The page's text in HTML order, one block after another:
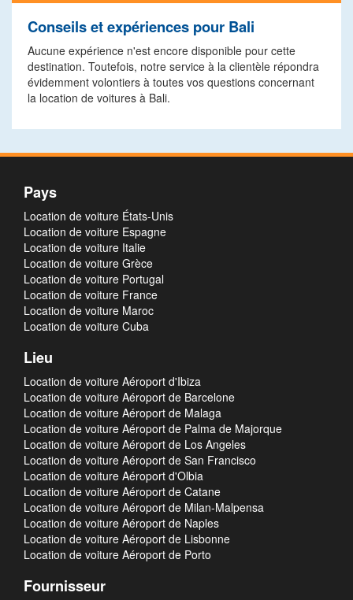
Conseils et expériences pour Bali
Aucune expérience n'est encore disponible pour cette
destination. Toutefois, notre service à la clientèle répondra
évidemment volontiers à toutes vos questions concernant
la location de voitures à Bali.
Pays
Location de voiture États-Unis
Location de voiture Espagne
Location de voiture Italie
Location de voiture Grèce
Location de voiture Portugal
Location de voiture France
Location de voiture Maroc
Location de voiture Cuba
Lieu
Location de voiture Aéroport d'Ibiza
Location de voiture Aéroport de Barcelone
Location de voiture Aéroport de Malaga
Location de voiture Aéroport de Palma de Majorque
Location de voiture Aéroport de Los Angeles
Location de voiture Aéroport de San Francisco
Location de voiture Aéroport d'Olbia
Location de voiture Aéroport de Catane
Location de voiture Aéroport de Milan-Malpensa
Location de voiture Aéroport de Naples
Location de voiture Aéroport de Lisbonne
Location de voiture Aéroport de Porto
Fournisseur